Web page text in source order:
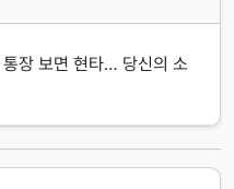
장 보면 현타… 당신의 소